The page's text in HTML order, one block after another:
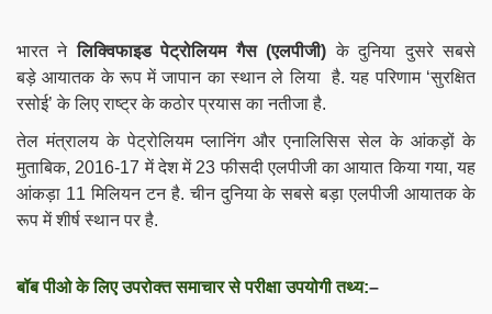
भारत नेलिक्विफाइड पेट्रोलियम गैस (एलपीजी) के दुनियादुसरे सबसे
बड़े आयातक के रूप में जापान कास्थानले लिया है. यह परिणाम ‘सुरक्षित
रसोई’ के लिए राष्ट्र के कठोर प्रयास का नतीजा है.
तेल मंत्रालय के पेट्रोलियम प्लानिंग और एनालिसिस सेल के आंकड़ों के
मुताबिक, 2016-17 में देश में 23 फीसदी एलपीजी का आयात किया गया, यह
आंकड़ा 11 मिलियन टन है. चीन दुनिया के सबसे बड़ा एलपीजी आयातक के
रूप में शीर्ष स्थान पर है.
बॉब पीओ के लिए उपरोक्त समाचार से परीक्षा उपयोगी तथ्य:–